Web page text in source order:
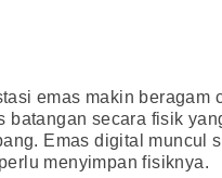
emas makin beragam
batangan secara fisik
Emas digital muncul
menyimpan fisiknya.